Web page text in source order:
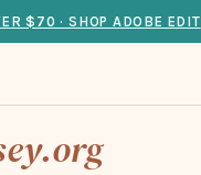
$70 · SHOP ADOBE EDIT